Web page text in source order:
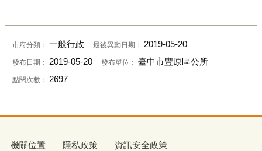
市府分類： 一般行政 最後異動日期： 2019-05-20
發布日期： 2019-05-20 發布單位： 臺中市豐原區公所
點閱次數： 2697
機關位置 隱私政策 資訊安全政策